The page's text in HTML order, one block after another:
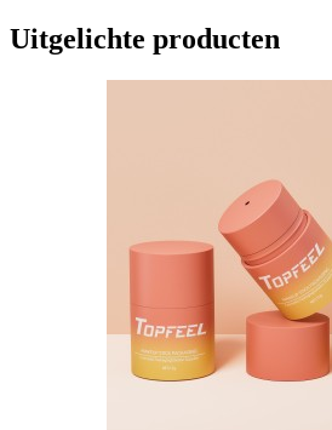
Uitgelichte producten